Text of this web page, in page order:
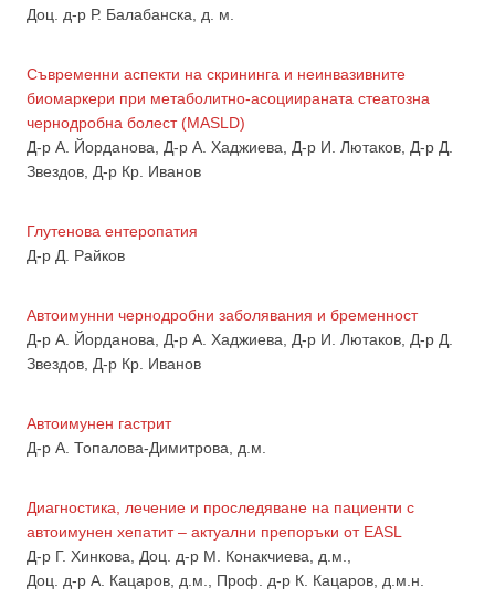
Доц. д-р Р. Балабанска, д. м.
Съвременни аспекти на скрининга и неинвазивните
биомаркери при метаболитно-асоциираната стеатозна
чернодробна болест (MASLD)
Д-р А. Йорданова, Д-р А. Хаджиева, Д-р И. Лютаков, Д-р Д.
Звездов, Д-р Кр. Иванов
Глутенова ентеропатия
Д-р Д. Райков
Автоимунни чернодробни заболявания и бременност
Д-р А. Йорданова, Д-р А. Хаджиева, Д-р И. Лютаков, Д-р Д.
Звездов, Д-р Кр. Иванов
Автоимунен гастрит
Д-р А. Топалова-Димитрова, д.м.
Диагностика, лечение и проследяване на пациенти с
автоимунен хепатит – актуални препоръки от EASL
Д-р Г. Хинкова, Доц. д-р М. Конакчиева, д.м.,
Доц. д-р А. Кацаров, д.м., Проф. д-р К. Кацаров, д.м.н.